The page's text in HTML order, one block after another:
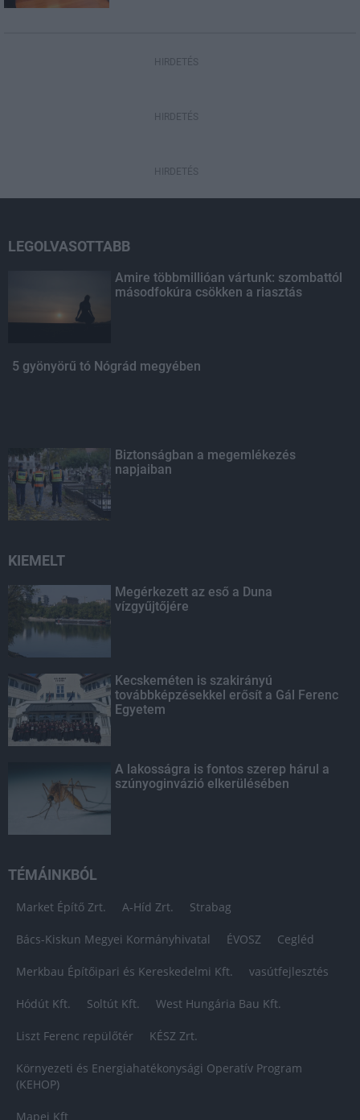
HIRDETÉS
HIRDETÉS
HIRDETÉS
LEGOLVASOTTABB
Amire többmillióan vártunk: szombattól
másodfokúra csökken a riasztás
5 gyönyörű tó Nógrád megyében
Biztonságban a megemlékezés
napjaiban
KIEMELT
Megérkezett az eső a Duna
vízgyűjtőjére
Kecskeméten is szakirányú
továbbképzésekkel erősít a Gál Ferenc
Egyetem
A lakosságra is fontos szerep hárul a
szúnyoginvázió elkerülésében
TÉMÁINKBÓL
Market Építő Zrt. A-Híd Zrt. Strabag
Bács-Kiskun Megyei Kormányhivatal ÉVOSZ Cegléd
Merkbau Építőipari és Kereskedelmi Kft. vasútfejlesztés
Hódút Kft. Soltút Kft. West Hungária Bau Kft.
Liszt Ferenc repülőtér KÉSZ Zrt.
Környezeti és Energiahatékonysági Operatív Program
(KEHOP)
Mapei Kft